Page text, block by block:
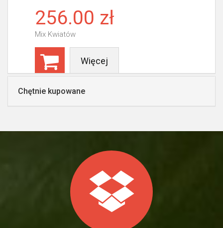
256.00 zł
Mix Kwiatów
Więcej
Chętnie kupowane